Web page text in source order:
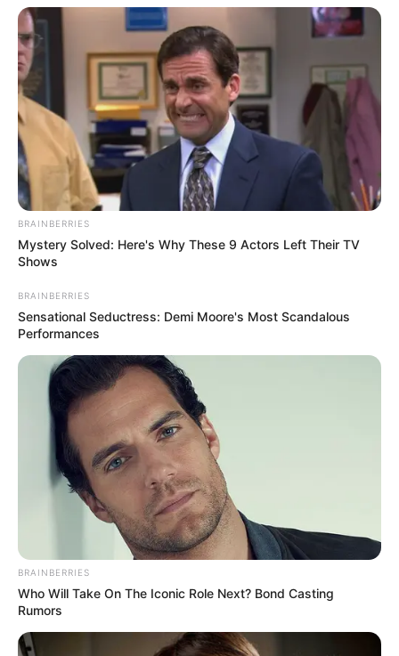
BRAINBERRIES
Mystery Solved: Here's Why These 9 Actors Left Their TV
Shows
BRAINBERRIES
Sensational Seductress: Demi Moore's Most Scandalous
Performances
BRAINBERRIES
Who Will Take On The Iconic Role Next? Bond Casting
Rumors